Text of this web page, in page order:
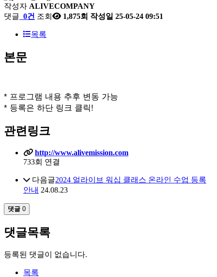
작성자 ALIVECOMPANY
댓글 0건 조회 1,875회 작성일 25-05-24 09:51
목록
본문
* 프로그램 내용 추후 변동 가능
* 등록은 하단 링크 클릭!
관련링크
http://www.alivemission.com
733회 연결
다음글2024 얼라이브 워십 클래스 온라인 수업 등록
안내 24.08.23
댓글 0
댓글목록
등록된 댓글이 없습니다.
목록